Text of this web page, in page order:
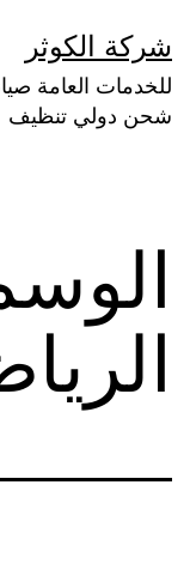
إلى
المحتوى
شركة الكوثر
للخدمات العامة
شحن دولي تنظيف